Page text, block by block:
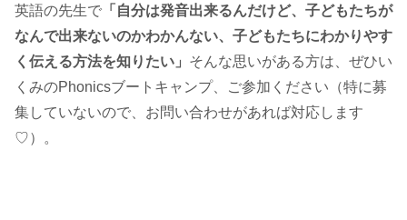
英語の先生で 「自分は発音出来るんだけど、子どもたちが
なんで出来ないのかわかんない、子どもたちにわかりやす
く伝える方法を知りたい」 そんな思いがある方は、ぜひい
くみのPhonicsブートキャンプ、ご参加ください（特に募
集していないので、お問い合わせがあれば対応します
♡）。